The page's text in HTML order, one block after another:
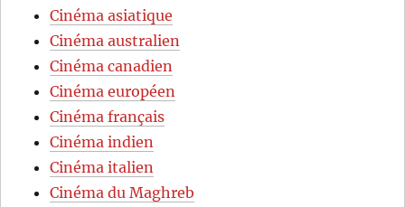
Cinéma asiatique
Cinéma australien
Cinéma canadien
Cinéma européen
Cinéma français
Cinéma indien
Cinéma italien
Cinéma du Maghreb